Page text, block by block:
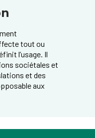
tout ou
l’usage. Il
sociétales et
et des
aux